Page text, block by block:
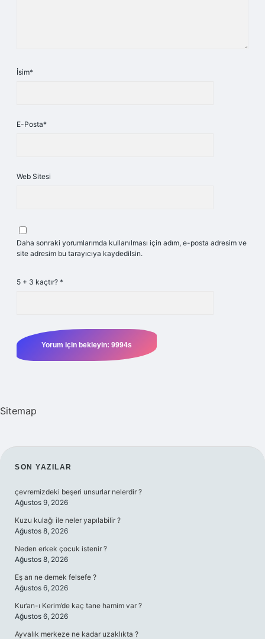
İsim*
E-Posta*
Web Sitesi
Daha sonraki yorumlarımda kullanılması için adım, e-posta adresim ve
site adresim bu tarayıcıya kaydedilsin.
5 + 3 kaçtır? *
Sitemap
SIDEBAR
SON YAZILAR
çevremizdeki beşeri unsurlar nelerdir ?
Ağustos 9, 2026
Kuzu kulağı ile neler yapılabilir ?
Ağustos 8, 2026
Neden erkek çocuk istenir ?
Ağustos 8, 2026
Eş arı ne demek felsefe ?
Ağustos 6, 2026
Kur’an-ı Kerim’de kaç tane hamim var ?
Ağustos 6, 2026
Ayvalık merkeze ne kadar uzaklıkta ?